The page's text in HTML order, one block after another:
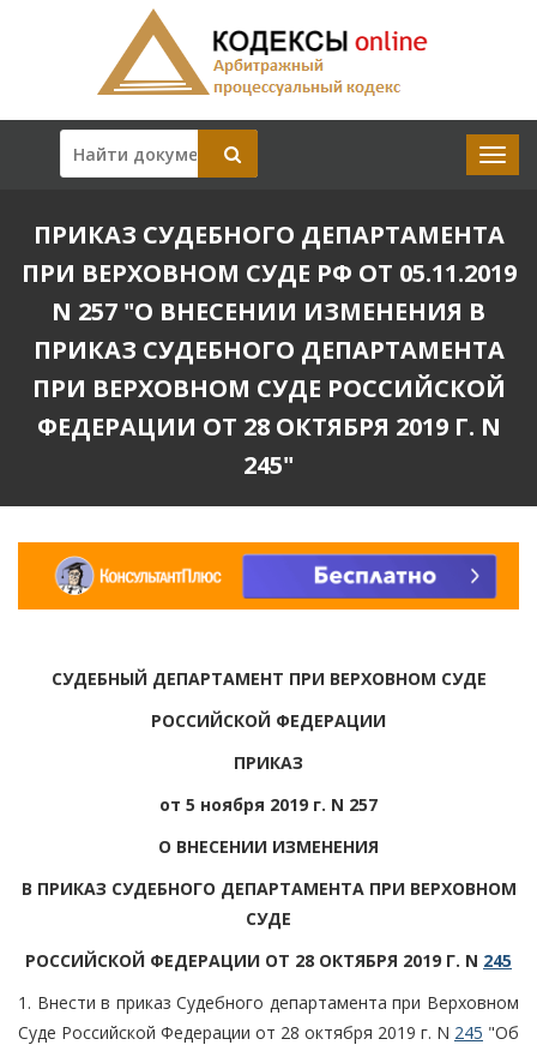
ПРИКАЗ СУДЕБНОГО ДЕПАРТАМЕНТА
ПРИ ВЕРХОВНОМ СУДЕ РФ ОТ 05.11.2019
N 257 "О ВНЕСЕНИИ ИЗМЕНЕНИЯ В
ПРИКАЗ СУДЕБНОГО ДЕПАРТАМЕНТА
ПРИ ВЕРХОВНОМ СУДЕ РОССИЙСКОЙ
ФЕДЕРАЦИИ ОТ 28 ОКТЯБРЯ 2019 Г. N
245"
СУДЕБНЫЙ ДЕПАРТАМЕНТ ПРИ ВЕРХОВНОМ СУДЕ
РОССИЙСКОЙ ФЕДЕРАЦИИ
ПРИКАЗ
от 5 ноября 2019 г. N 257
О ВНЕСЕНИИ ИЗМЕНЕНИЯ
В ПРИКАЗ СУДЕБНОГО ДЕПАРТАМЕНТА ПРИ ВЕРХОВНОМ
СУДЕ
РОССИЙСКОЙ ФЕДЕРАЦИИ ОТ 28 ОКТЯБРЯ 2019 Г. N 245
1. Внести в приказ Судебного департамента при Верховном
Суде Российской Федерации от 28 октября 2019 г. N 245 "Об